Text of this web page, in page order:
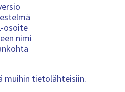
osoite
nimi
muihin tietolähteisiin.